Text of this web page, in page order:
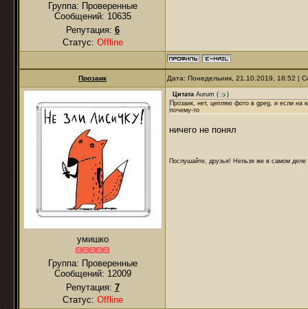
Группа: Проверенные
Сообщений: 10635
Репутация: 6
Статус: Offline
Прозаик Дата: Понедельник, 21.10.2019, 18:52 |
умишко
Группа: Проверенные
Сообщений: 12009
Репутация: 7
Статус: Offline
Цитата Aurum (
)
Прозаик, нет, цепляю фото в gpeg, и если на
почему-то
ничего не понял
Послушайте, друзья! Нельзя же в самом